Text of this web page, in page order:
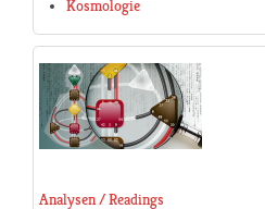
Kosmologie
Analysen / Readings